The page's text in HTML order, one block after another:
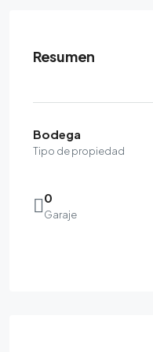
Resumen
Bodega
Tipo de propiedad
0
Garaje